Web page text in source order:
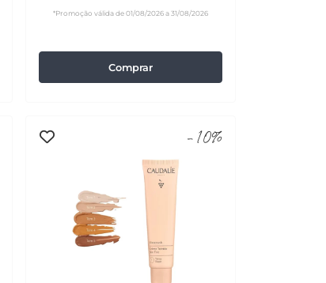
*Promoção válida de 01/08/2026 a 31/08/2026
Comprar
-10%